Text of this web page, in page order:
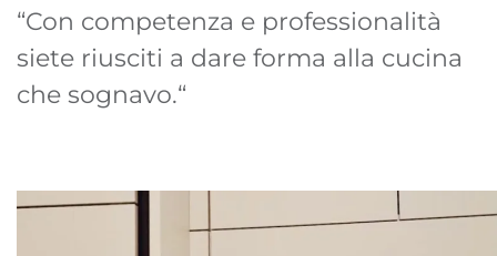
“Con competenza e professionalità
siete riusciti a dare forma alla cucina
che sognavo.“